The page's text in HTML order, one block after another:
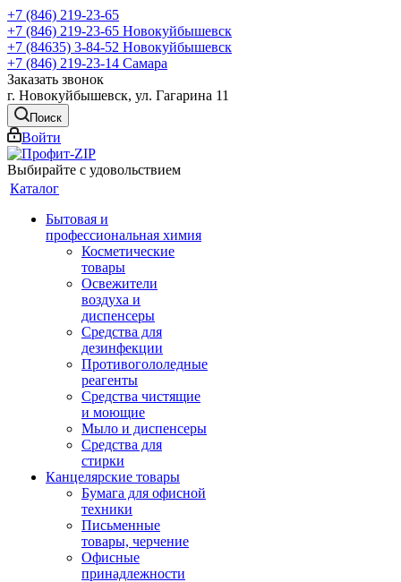
+7 (846) 219-23-65
+7 (846) 219-23-65 Новокуйбышевск
+7 (84635) 3-84-52 Новокуйбышевск
+7 (846) 219-23-14 Самара
Заказать звонок
г. Новокуйбышевск, ул. Гагарина 11
Поиск
Войти
Выбирайте с удовольствием
Каталог
Бытовая и
профессиональная химия
Косметические
товары
Освежители
воздуха и
диспенсеры
Средства для
дезинфекции
Противогололедные
реагенты
Средства чистящие
и моющие
Мыло и диспенсеры
Средства для
стирки
Канцелярские товары
Бумага для офисной
техники
Письменные
товары, черчение
Офисные
принадлежности